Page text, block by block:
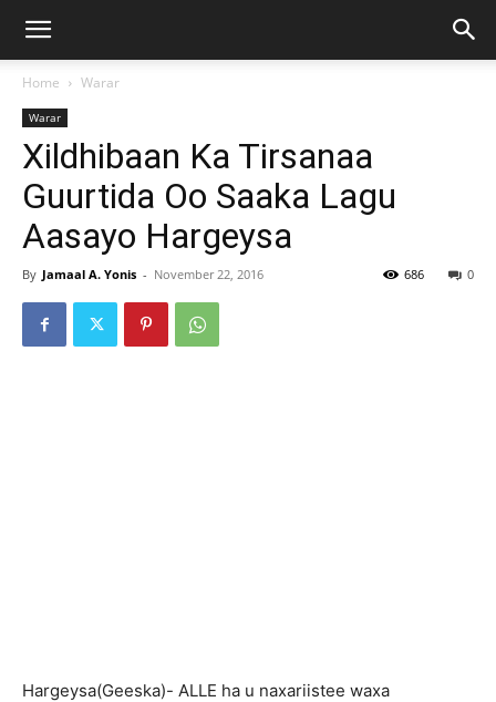
Home Warar
Warar
Xildhibaan Ka Tirsanaa
Guurtida Oo Saaka Lagu
Aasayo Hargeysa
By Jamaal A. Yonis - November 22, 2016 0
686
Hargeysa(Geeska)- ALLE ha u naxariistee waxa